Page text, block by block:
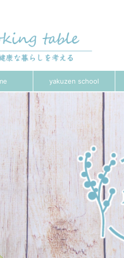
yakuzen school